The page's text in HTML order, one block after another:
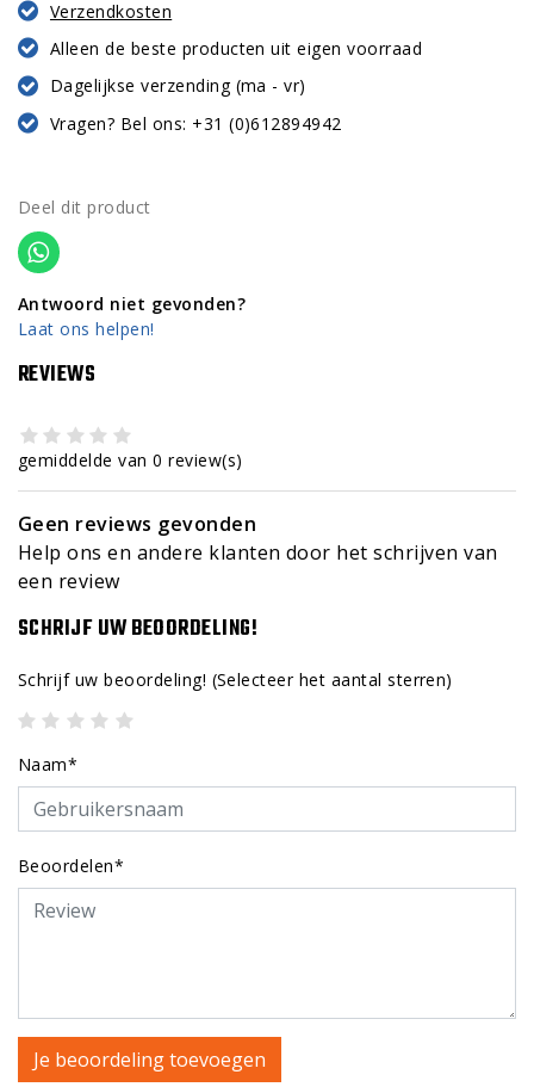
Verzendkosten
Alleen de beste producten uit eigen voorraad
Dagelijkse verzending (ma - vr)
Vragen? Bel ons: +31 (0)612894942
Deel dit product
Antwoord niet gevonden?
Laat ons helpen!
REVIEWS
gemiddelde van 0 review(s)
Geen reviews gevonden
Help ons en andere klanten door het schrijven van
een review
SCHRIJF UW BEOORDELING!
Schrijf uw beoordeling! (Selecteer het aantal sterren)
Naam*
Beoordelen*
Je beoordeling toevoegen